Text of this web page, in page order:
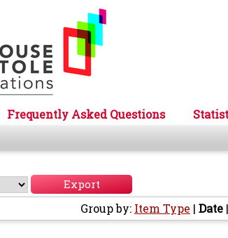
Frequently Asked Questions
Group by: Item Type | Date |